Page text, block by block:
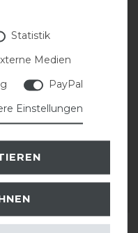
75 ml
€ *
Liter | 132,00 € / Liter
ARTIKEL MERKEN
Statistik
Medien
PayPal
Einstellungen